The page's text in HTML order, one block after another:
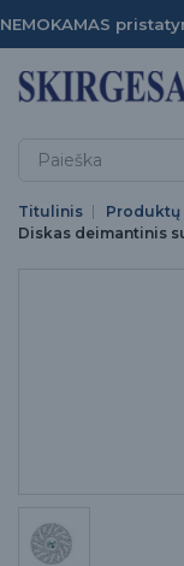
NEMOKAMAS
Titulinis
Diskas deimantinis